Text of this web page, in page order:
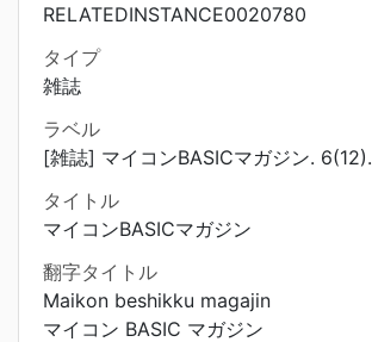
RELATEDINSTANCE0020780
タイプ
雑誌
ラベル
[雑誌] マイコンBASICマガジン. 6(12).
タイトル
マイコンBASICマガジン
翻字タイトル
Maikon beshikku magajin
マイコン BASIC マガジン